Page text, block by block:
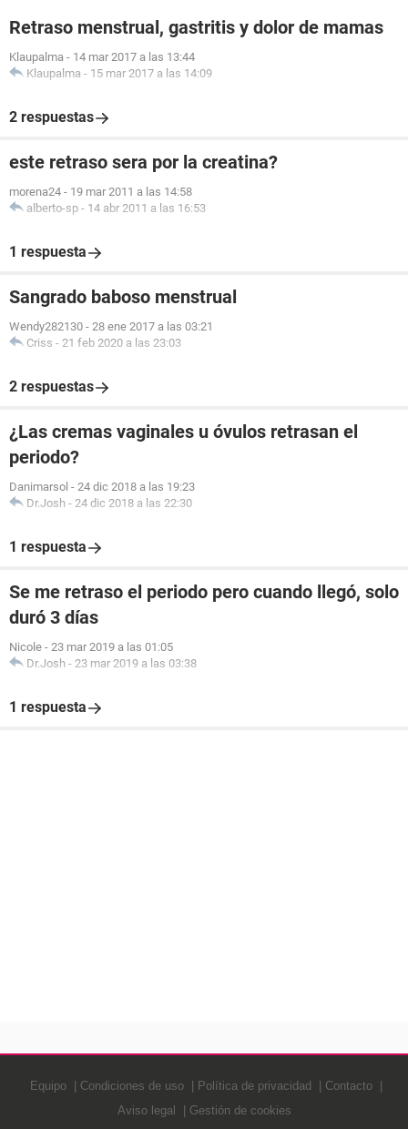
Retraso menstrual, gastritis y dolor de mamas
Klaupalma - 14 mar 2017 a las 13:44
Klaupalma - 15 mar 2017 a las 14:09
2 respuestas
este retraso sera por la creatina?
morena24 - 19 mar 2011 a las 14:58
alberto-sp - 14 abr 2011 a las 16:53
1 respuesta
Sangrado baboso menstrual
Wendy282130 - 28 ene 2017 a las 03:21
Criss - 21 feb 2020 a las 23:03
2 respuestas
¿Las cremas vaginales u óvulos retrasan el
periodo?
Danimarsol - 24 dic 2018 a las 19:23
Dr.Josh - 24 dic 2018 a las 22:30
1 respuesta
Se me retraso el periodo pero cuando llegó, solo
duró 3 días
Nicole - 23 mar 2019 a las 01:05
Dr.Josh - 23 mar 2019 a las 03:38
1 respuesta
Equipo Condiciones de uso Política de privacidad
Contacto
Aviso legal
Gestión de cookies